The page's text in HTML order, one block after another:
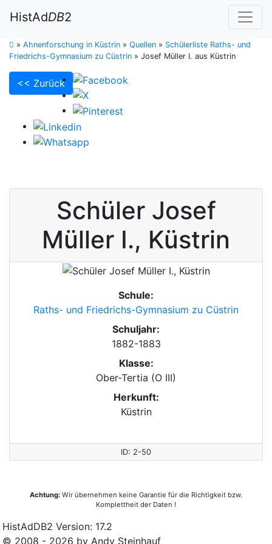
HistAdDB2
» Ahnenforschung in Küstrin » Quellen » Schülerliste Raths- und
Friedrichs-Gymnasium zu Cüstrin » Josef Müller I. aus Küstrin
<< Zurück
Schüler Josef
Müller I., Küstrin
Schule:
Raths- und Friedrichs-Gymnasium zu Cüstrin
Schuljahr:
1882-1883
Klasse:
Ober-Tertia (O III)
Herkunft:
Küstrin
ID: 2-50
Achtung: Wir übernehmen keine Garantie für die Richtigkeit bzw.
Komplettheit der Daten !
HistAdDB2 Version: 17.2
© 2008 - 2026 by Andy Steinhauf